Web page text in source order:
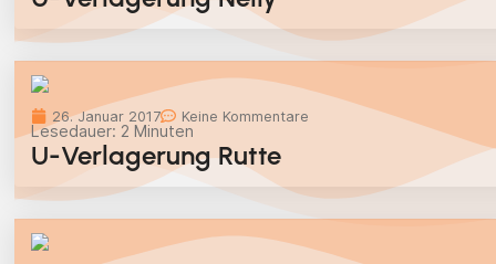
26. Januar 2017 Keine Kommentare
Lesedauer: 2 Minuten
U-Verlagerung Rutte